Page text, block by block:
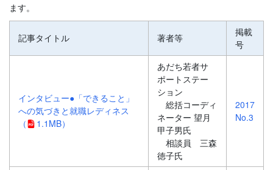
ます。
記事タイトル 著者等
掲載
号
インタビュー●「できること」
への気づきと就職レディネス
（
1.1MB）
あだち若者サ
ポートステー
ション
総括コーディ
ネーター 望月
甲子男氏
相談員 三森
徳子氏
2017
No.3